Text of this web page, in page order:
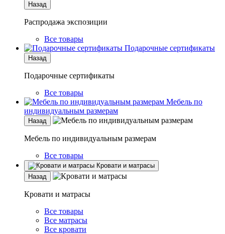
Назад
Распродажа экспозиции
Все товары
Подарочные сертификаты
Назад
Подарочные сертификаты
Все товары
Мебель по
индивидуальным размерам
Назад
Мебель по индивидуальным размерам
Все товары
Кровати и матрасы
Назад
Кровати и матрасы
Все товары
Все матрасы
Все кровати